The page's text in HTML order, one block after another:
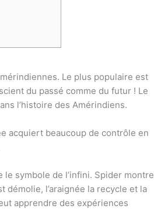
Le plus populaire est
du passé comme du futur ! Le
l’histoire des Amérindiens.
acquiert beaucoup de contrôle en
le symbole de l’infini. Spider montre
démolie, l’araignée la recycle et la
apprendre des expériences